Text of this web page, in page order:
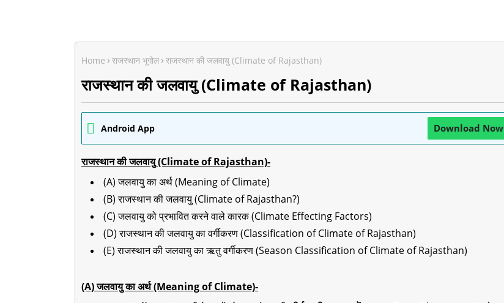
Home राजस्थान भूगोल राजस्थान की जलवायु (Climate of Rajasthan)
राजस्थान की जलवायु (Climate of Rajasthan)
Android App Download Now
राजस्थान की जलवायु (Climate of Rajasthan)-
(A) जलवायु का अर्थ (Meaning of Climate)
(B) राजस्थान की जलवायु (Climate of Rajasthan?)
(C) जलवायु को प्रभावित करने वाले कारक (Climate Effecting Factors)
(D) राजस्थान की जलवायु का वर्गीकरण (Classification of Climate of Rajasthan)
(E) राजस्थान की जलवायु का ऋतु वर्गीकरण (Season Classification of Climate of Rajasthan)
(A) जलवायु का अर्थ (Meaning of Climate)-